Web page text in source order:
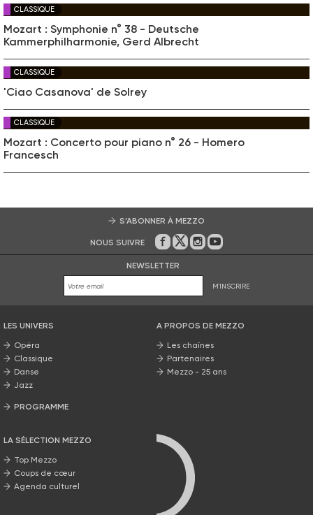
CLASSIQUE
Mozart : Symphonie n° 38 - Deutsche
Kammerphilharmonie, Gerd Albrecht
CLASSIQUE
'Ciao Casanova' de Solrey
CLASSIQUE
Mozart : Concerto pour piano n° 26 - Homero
Francesch
S’ABONNER À MEZZO
NOUS SUIVRE Sur Facebook
Sur Twitter
Sur Instagram
Sur Youtube
NEWSLETTER
M'INSCRIRE
LES UNIVERS
Opéra
Classique
Danse
Jazz
PROGRAMME
LA SÉLECTION MEZZO
Top Mezzo
Coups de cœur
Agenda culturel
A PROPOS DE MEZZO
Les chaînes
Partenaires
Mezzo - 25 ans